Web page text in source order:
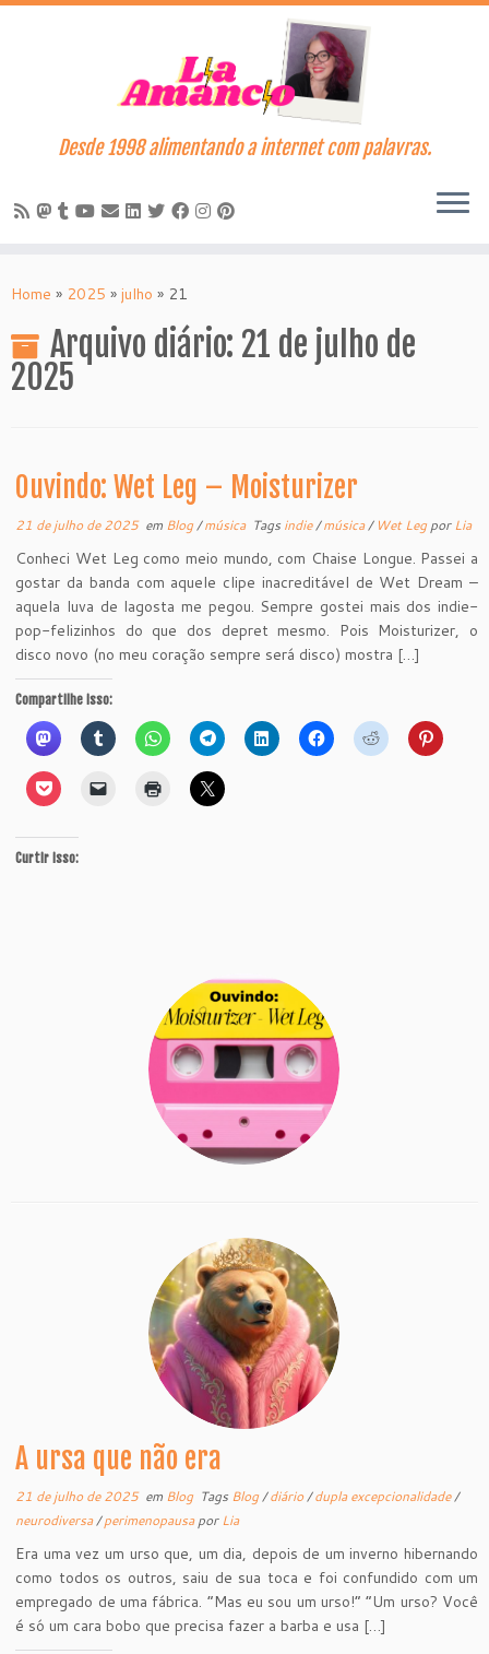
to
Desde 1998 alimentando a internet com palavras.
Home » 2025 » julho » 21
Arquivo diário: 21 de julho de
2025
Ouvindo: Wet Leg – Moisturizer
21 de julho de 2025em Blog/música Tags indie/música/ Wet LegporLia
Conheci Wet Leg como meio mundo, com Chaise Longue. Passei a
gostar da banda com aquele clipe inacreditável de Wet Dream –
aquela luva de lagosta me pegou. Sempre gostei mais dos indie-
pop-felizinhos do que dos depret mesmo. Pois Moisturizer, o
disco novo (no meu coração sempre será disco) mostra […]
Compartilhe isso:
Curtir isso:
A ursa que não era
21 de julho de 2025em Blog Tags Blog/diário/dupla excepcionalidade/
neurodiversa/perimenopausaporLia
Era uma vez um urso que, um dia, depois de um inverno hibernando
como todos os outros, saiu de sua toca e foi confundido com um
empregado de uma fábrica. “Mas eu sou um urso!” “Um urso? Você
é só um cara bobo que precisa fazer a barba e usa […]